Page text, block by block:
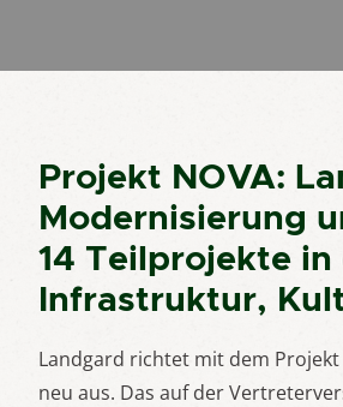
Projekt NOVA:
Modernisierung
14 Teilprojekte
Infrastruktur,
Landgard richtet mit dem
neu aus. Das auf der